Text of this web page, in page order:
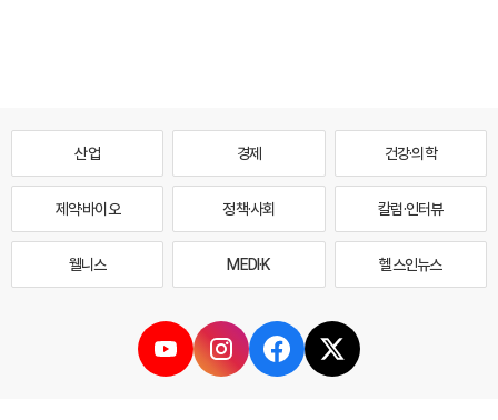
산업 경제 건강·의학
제약·바이오 정책·사회 칼럼·인터뷰
웰니스 MEDI·K 헬스인뉴스